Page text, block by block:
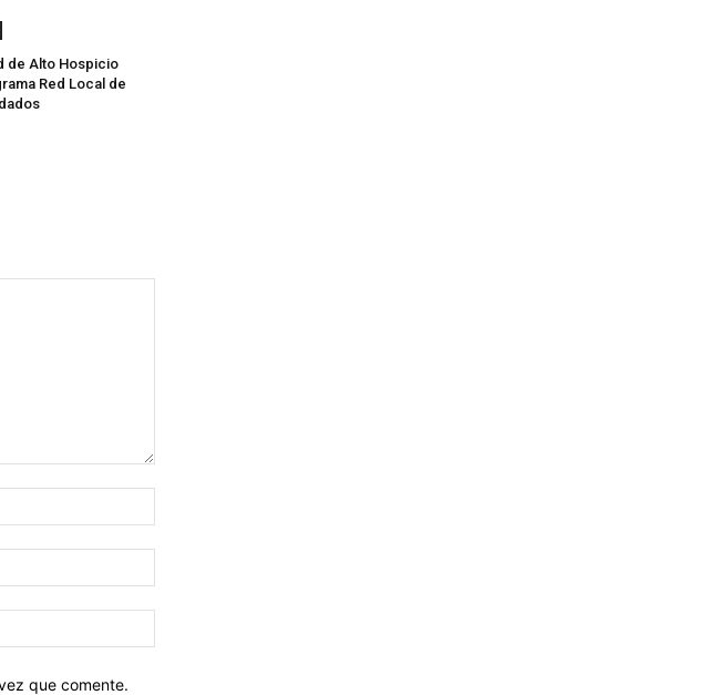
de Alto Hospicio
Red Local de
electrónico:*
web:
que comente.